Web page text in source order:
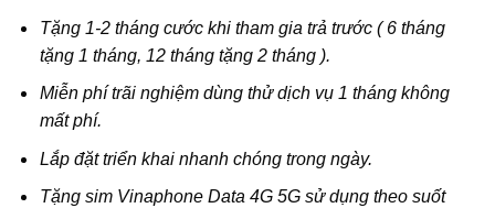
Tặng 1-2 tháng cước khi tham gia trả trước ( 6 tháng
tặng 1 tháng, 12 tháng tặng 2 tháng ).
Miễn phí trãi nghiệm dùng thử dịch vụ 1 tháng không
mất phí.
Lắp đặt triển khai nhanh chóng trong ngày.
Tặng sim Vinaphone Data 4G 5G sử dụng theo suốt